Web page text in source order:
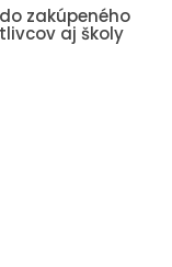
do zakúpeného
aj školy